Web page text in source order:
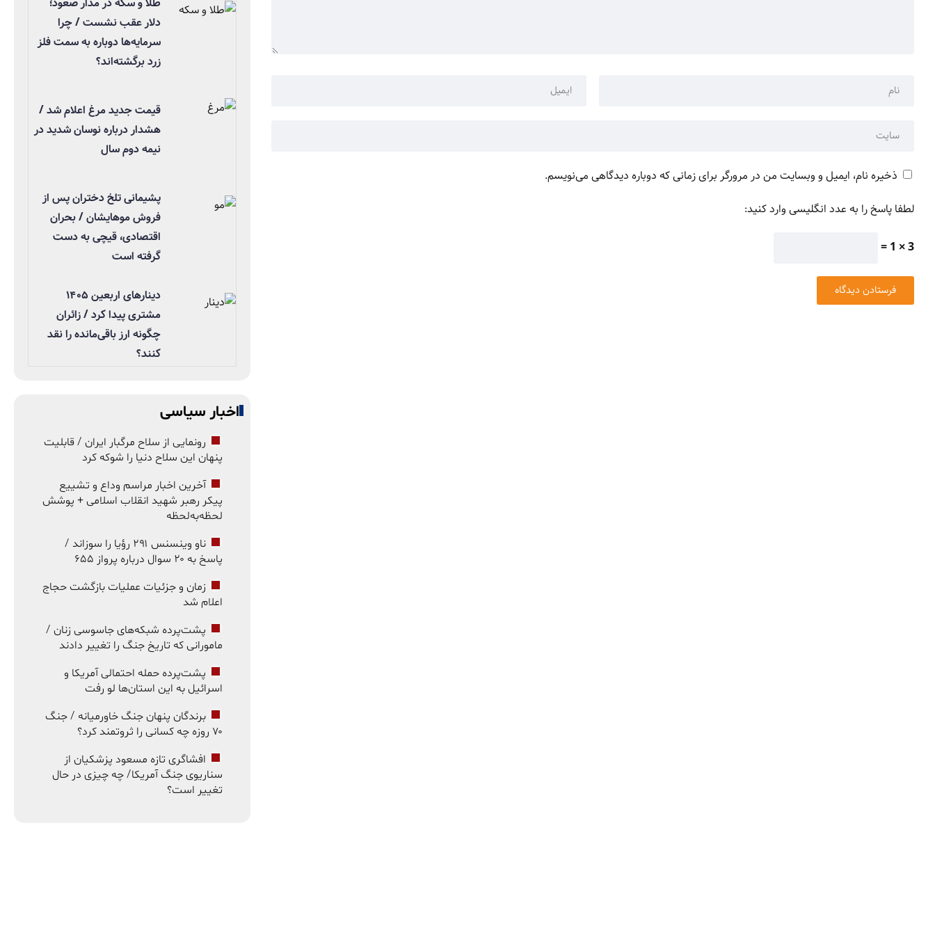
ذخیره نام، ایمیل و وبسایت من در مرورگر برای زمانی که دوباره دیدگاهی می‌نویسم.
لطفا پاسخ را به عدد انگلیسی وارد کنید:
3 × 1 =
دلار عقب نشست / چرا
سرمایه‌ها دوباره به سمت فلز
زرد برگشته‌اند؟
قیمت جدید مرغ اعلام شد /
هشدار درباره نوسان شدید در
نیمه دوم سال
پشیمانی تلخ دختران پس از
فروش موهایشان / بحران
اقتصادی، قیچی به دست
گرفته است
دینارهای اربعین ۱۴۰۵
مشتری پیدا کرد / زائران
چگونه ارز باقی‌مانده را نقد
کنند؟
اخبار سیاسی
رونمایی از سلاح مرگبار ایران / قابلیت
پنهان این سلاح دنیا را شوکه کرد
آخرین اخبار مراسم وداع و تشییع
پیکر رهبر شهید انقلاب اسلامی + پوشش
لحظه‌به‌لحظه
ناو وینسنس ۲۹۱ رؤیا را سوزاند /
پاسخ به ۲۰ سوال درباره پرواز ۶۵۵
زمان و جزئیات عملیات بازگشت حجاج
اعلام شد
پشت‌پرده شبکه‌های جاسوسی زنان /
مامورانی که تاریخ جنگ را تغییر دادند
پشت‌پرده حمله احتمالی آمریکا و
اسرائیل به این استان‌ها لو رفت
برندگان پنهان جنگ خاورمیانه / جنگ
۷۰ روزه چه کسانی را ثروتمند کرد؟
افشاگری تازه مسعود پزشکیان از
سناریوی جنگ آمریکا/ چه چیزی در حال
تغییر است؟